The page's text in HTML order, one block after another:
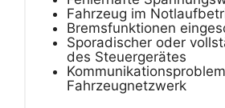
Fahrzeug im
Bremsfunktionen
Sporadischer oder
des Steuergerätes
Fahrzeugnetzwerk